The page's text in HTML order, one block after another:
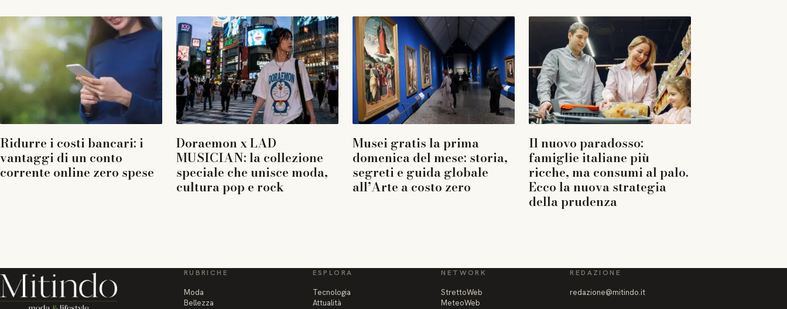
Ridurre i costi bancari: i
vantaggi di un conto
corrente online zero spese
Doraemon x LAD
MUSICIAN: la collezione
speciale che unisce moda,
cultura pop e rock
Musei gratis la prima
domenica del mese: storia,
segreti e guida globale
all’Arte a costo zero
Il nuovo paradosso:
famiglie italiane più
ricche, ma consumi al palo.
Ecco la nuova strategia
della prudenza
RUBRICHE
Moda
Bellezza
ESPLORA
Tecnologia
Attualità
NETWORK
StrettoWeb
MeteoWeb
REDAZIONE
redazione@mitindo.it